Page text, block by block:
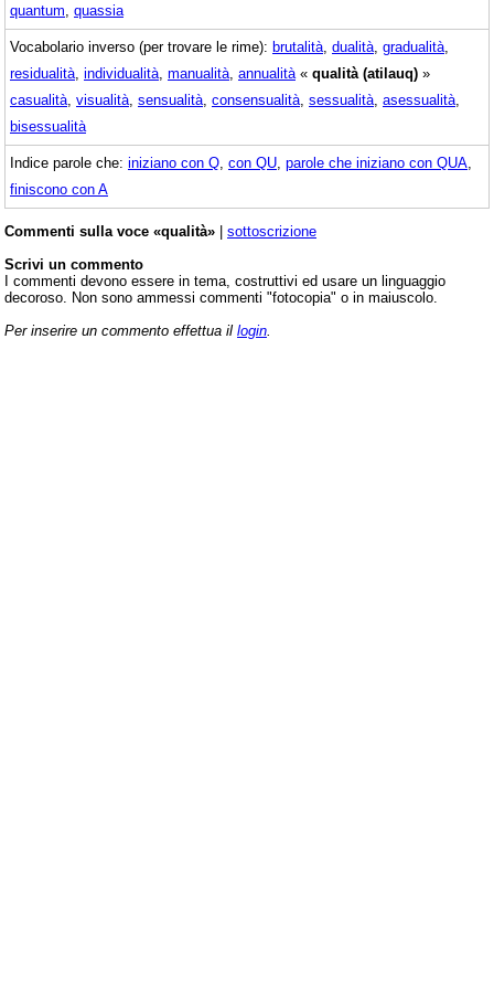
quantum quassia
Vocabolario inverso (per trovare le rime): brutalità dualità gradualità
residualità individualità manualità annualità « qualità (atilauq) »
casualità visualità sensualità consensualità sessualità asessualità
bisessualità
Indice parole che: iniziano con Q con QU parole che iniziano con QUA
finiscono con A
Commenti sulla voce «qualità» | sottoscrizione
Scrivi un commento
I commenti devono essere in tema, costruttivi ed usare un linguaggio
decoroso. Non sono ammessi commenti "fotocopia" o in maiuscolo.
Per inserire un commento effettua il login